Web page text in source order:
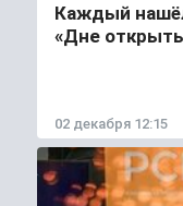
Каждый
«Дне
02 декабря 12:15